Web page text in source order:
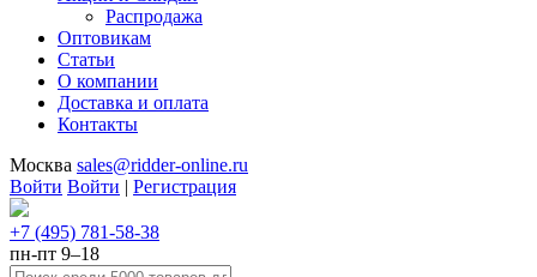
Распродажа
Оптовикам
Статьи
О компании
Доставка и оплата
Контакты
Москва sales@ridder-online.ru
Войти Войти | Регистрация
+7 (495) 781-58-38
пн-пт 9–18